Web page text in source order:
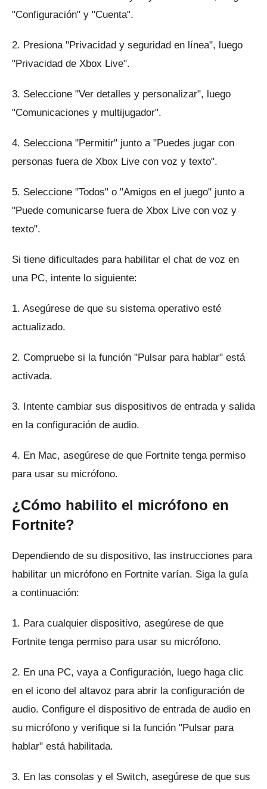
"Configuración" y "Cuenta".
2. Presiona "Privacidad y seguridad en línea", luego
"Privacidad de Xbox Live".
3. Seleccione "Ver detalles y personalizar", luego
"Comunicaciones y multijugador".
4. Selecciona "Permitir" junto a "Puedes jugar con
personas fuera de Xbox Live con voz y texto".
5. Seleccione "Todos" o "Amigos en el juego" junto a
"Puede comunicarse fuera de Xbox Live con voz y
texto".
Si tiene dificultades para habilitar el chat de voz en
una PC, intente lo siguiente:
1. Asegúrese de que su sistema operativo esté
actualizado.
2. Compruebe si la función "Pulsar para hablar" está
activada.
3. Intente cambiar sus dispositivos de entrada y salida
en la configuración de audio.
4. En Mac, asegúrese de que Fortnite tenga permiso
para usar su micrófono.
¿Cómo habilito el micrófono en
Fortnite?
Dependiendo de su dispositivo, las instrucciones para
habilitar un micrófono en Fortnite varían. Siga la guía
a continuación:
1. Para cualquier dispositivo, asegúrese de que
Fortnite tenga permiso para usar su micrófono.
2. En una PC, vaya a Configuración, luego haga clic
en el icono del altavoz para abrir la configuración de
audio. Configure el dispositivo de entrada de audio en
su micrófono y verifique si la función "Pulsar para
hablar" está habilitada.
3. En las consolas y el Switch, asegúrese de que sus